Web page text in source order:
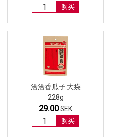
购买
洽洽香瓜子 大袋
228g
29.00SEK
购买